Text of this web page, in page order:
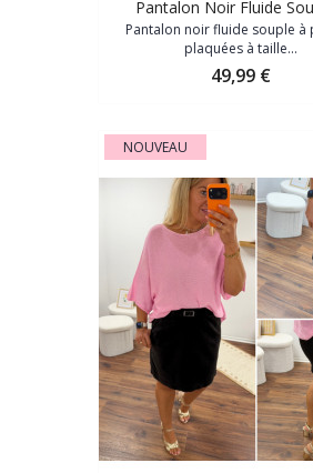
Pantalon Noir Fluide
Pantalon noir fluide souple à
plaquées à taille...
Prix
49,99 €
NOUVEAU